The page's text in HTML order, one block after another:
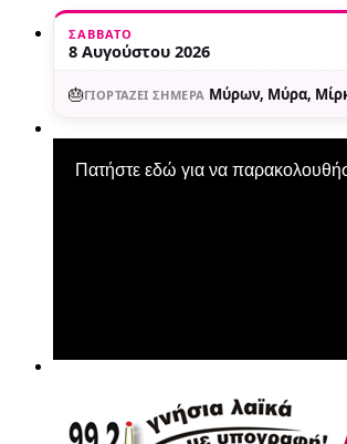
ΣΆΒΒΑΤΟ
8 Αυγούστου 2026
🎂ΓΙΟΡΤΆΖΕΙ ΣΉΜΕΡΑ Μύρων, Μύρα,
Πατήστε εδώ για να